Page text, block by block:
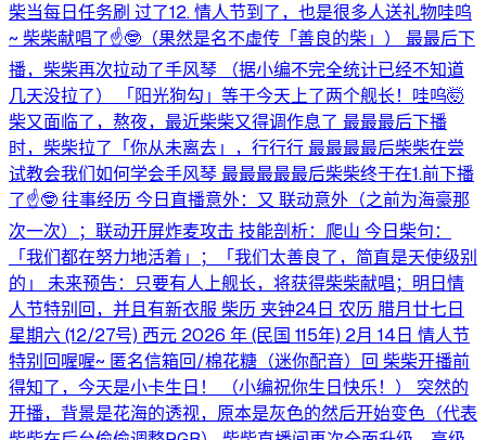
柴当每日任务刷 过了12. 情人节到了，也是很多人送礼物哇呜
~ 柴柴献唱了☝️🤓（果然是名不虚传「善良的柴」） 最最后下
播，柴柴再次拉动了手风琴 （据小编不完全统计已经不知道
几天没拉了） 「阳光狗勾」等于今天上了两个舰长！哇呜🤯
柴又面临了，熬夜，最近柴柴又得调作息了 最最最后下播
时，柴柴拉了「你从未离去」，行行行 最最最最后柴柴在尝
试教会我们如何学会手风琴 最最最最最后柴柴终于在1.前下播
了☝️🤓 往事经历 今日直播意外：又 联动意外（之前为海豪那
次一次）；联动开屏炸麦攻击 技能剖析：爬山 今日柴句：
「我们都在努力地活着」；「我们太善良了，简直是天使级别
的」 未来预告：只要有人上舰长，将获得柴柴献唱；明日情
人节特别回，并且有新衣服 柴历 夹钟24日 农历 腊月廿七日
星期六 (12/27号) 西元 2026 年 (民国 115年) 2月 14日 情人节
特别回喔喔~ 匿名信箱回/棉花糖（迷你配音）回 柴柴开播前
得知了，今天是小卡生日！ （小编祝你生日快乐！） 突然的
开播，背景是花海的透视，原本是灰色的然后开始变色（代表